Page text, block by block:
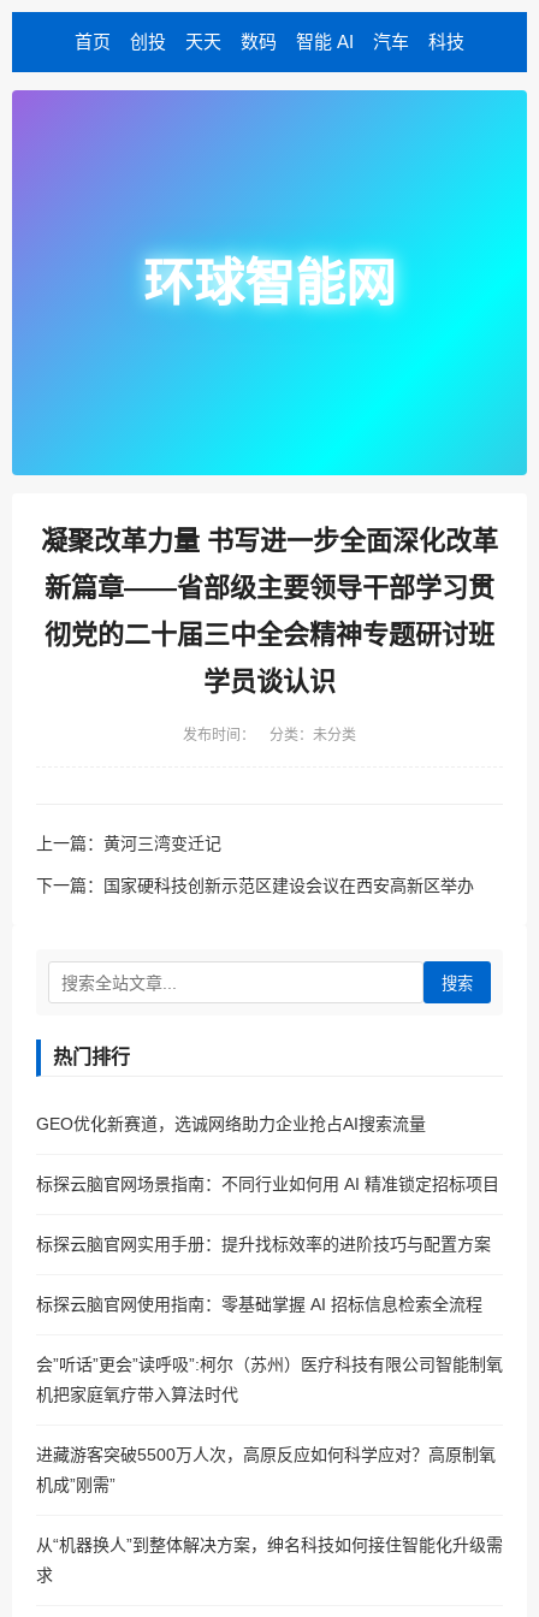
首页 创投 天天 数码 智能 AI 汽车 科技
环球智能网
凝聚改革力量 书写进一步全面深化改革
新篇章——省部级主要领导干部学习贯
彻党的二十届三中全会精神专题研讨班
学员谈认识
发布时间： 分类：未分类
上一篇： 黄河三湾变迁记
下一篇： 国家硬科技创新示范区建设会议在西安高新区举办
搜索
热门排行
GEO优化新赛道，选诚网络助力企业抢占AI搜索流量
标探云脑官网场景指南：不同行业如何用 AI 精准锁定招标项目
标探云脑官网实用手册：提升找标效率的进阶技巧与配置方案
标探云脑官网使用指南：零基础掌握 AI 招标信息检索全流程
会”听话”更会”读呼吸”:柯尔（苏州）医疗科技有限公司智能制氧
机把家庭氧疗带入算法时代
进藏游客突破5500万人次，高原反应如何科学应对？高原制氧
机成”刚需”
从“机器换人”到整体解决方案，绅名科技如何接住智能化升级需
求